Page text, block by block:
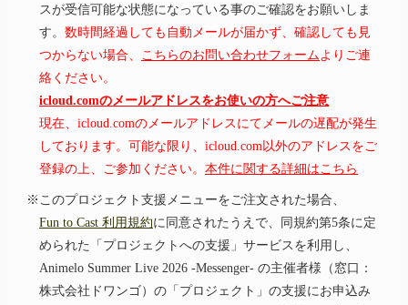
スが受信可能な状態になっている事のご確認をお願いしま
す。 数時間経過しても自動メールが届かず、確認しても見
つからない場合、
こちらのお問い合わせフォーム よりご連
絡ください。
icloud.comのメールアドレスをお使いの方へご注意
現在、icloud.comのメールアドレスにてメールの遅配が発生
しております。可能な限り、icloud.com以外のアドレスをご
登録の上、ご参加ください。 本件に関する詳細はこちら
※このプロジェクト支援メニューをご注文された場合、
Fun to Cast 利用規約に同意されたうえで、同規約第5条に定
められた「プロジェクトへの支援」サービスを利用し、
Animelo Summer Live 2026 -Messenger- の主催者様（窓口：
株式会社ドワンゴ）の「プロジェクト」の支援にお申込み